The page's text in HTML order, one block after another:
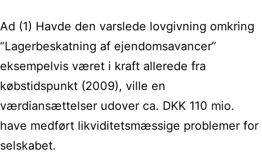
Ad (1) Havde den varslede lovgivning omkring
“Lagerbeskatning af ejendomsavancer”
eksempelvis været i kraft allerede fra
købstidspunkt (2009), ville en
værdiansættelser udover ca. DKK 110 mio.
have medført likviditetsmæssige problemer for
selskabet.